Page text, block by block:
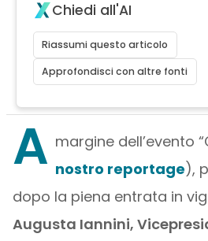
Chiedi all'AI
Riassumi questo articolo
Approfondisci con altre fonti
A margine dell’evento
nostro reportage),
dopo la piena entrata in
Augusta Iannini,